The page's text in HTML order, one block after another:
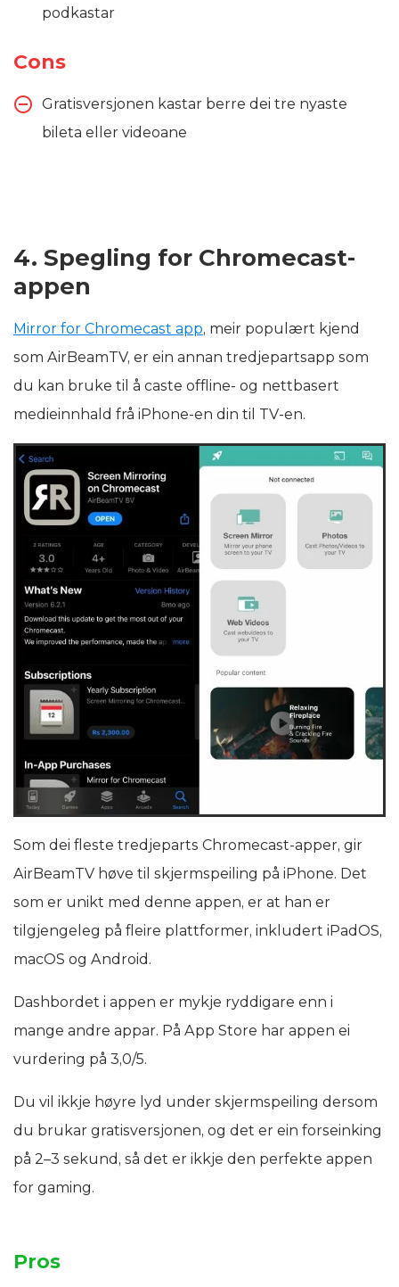
podkastar
Cons
Gratisversjonen kastar berre dei tre nyaste
bileta eller videoane
4. Spegling for Chromecast-
appen
Mirror for Chromecast app, meir populært kjend
som AirBeamTV, er ein annan tredjepartsapp som
du kan bruke til å caste offline- og nettbasert
medieinnhald frå iPhone-en din til TV-en.
Som dei fleste tredjeparts Chromecast-apper, gir
AirBeamTV høve til skjermspeiling på iPhone. Det
som er unikt med denne appen, er at han er
tilgjengeleg på fleire plattformer, inkludert iPadOS,
macOS og Android.
Dashbordet i appen er mykje ryddigare enn i
mange andre appar. På App Store har appen ei
vurdering på 3,0/5.
Du vil ikkje høyre lyd under skjermspeiling dersom
du brukar gratisversjonen, og det er ein forseinking
på 2–3 sekund, så det er ikkje den perfekte appen
for gaming.
Pros